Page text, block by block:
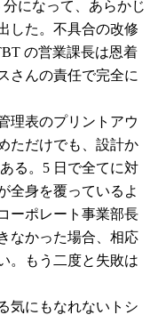
になって、あらかじ
した。不具合の改修
の営業課長は恩着
さんの責任で完全に
理表のプリントアウ
ただけでも、設計か
る。5 日で全てに対
全身を覆っているよ
ーポレート事業部長
なかった場合、相応
。もう二度と失敗は
気にもなれないトシ